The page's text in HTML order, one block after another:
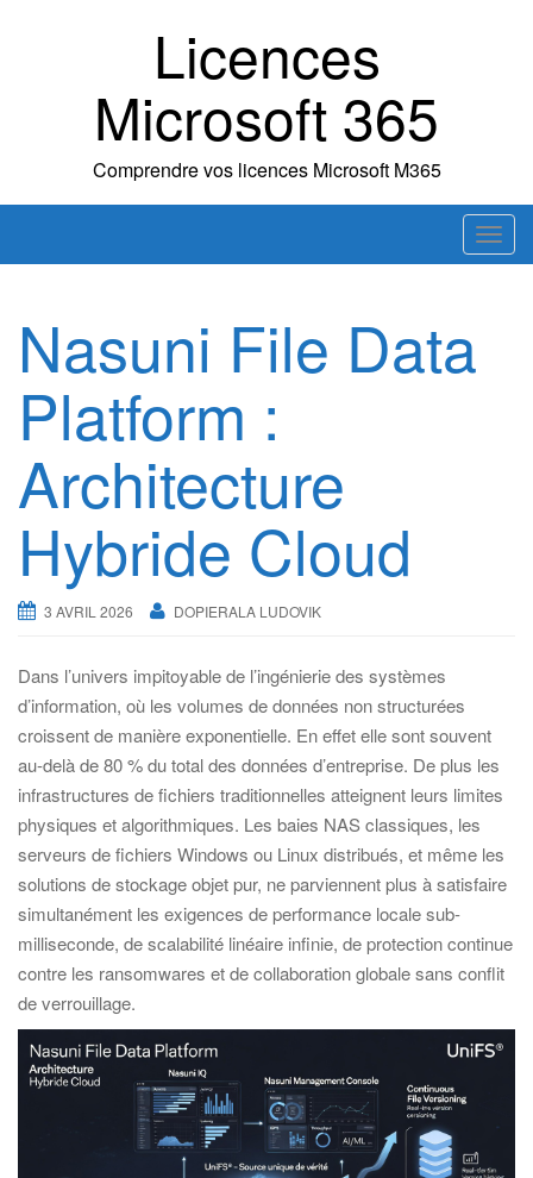
Licences
Microsoft 365
Comprendre vos licences Microsoft M365
T
o
Nasuni File Data
Platform :
Architecture
Hybride Cloud
3 AVRIL 2026 DOPIERALA LUDOVIK
Dans l’univers impitoyable de l’ingénierie des systèmes
d’information, où les volumes de données non structurées
croissent de manière exponentielle. En effet elle sont souvent
au-delà de 80 % du total des données d’entreprise. De plus les
infrastructures de fichiers traditionnelles atteignent leurs limites
physiques et algorithmiques. Les baies NAS classiques, les
serveurs de fichiers Windows ou Linux distribués, et même les
solutions de stockage objet pur, ne parviennent plus à satisfaire
simultanément les exigences de performance locale sub-
milliseconde, de scalabilité linéaire infinie, de protection continue
contre les ransomwares et de collaboration globale sans conflit
de verrouillage.